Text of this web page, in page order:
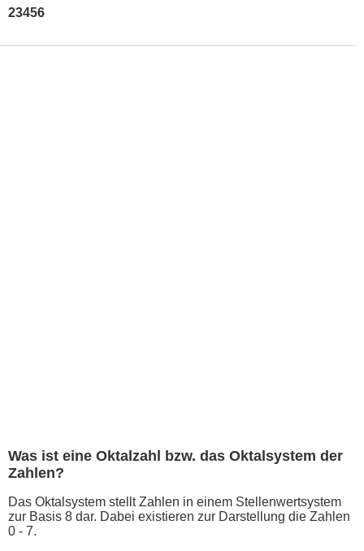
23456
Was ist eine Oktalzahl bzw. das Oktalsystem der
Zahlen?
Das Oktalsystem stellt Zahlen in einem Stellenwertsystem
zur Basis 8 dar. Dabei existieren zur Darstellung die Zahlen
0 - 7.